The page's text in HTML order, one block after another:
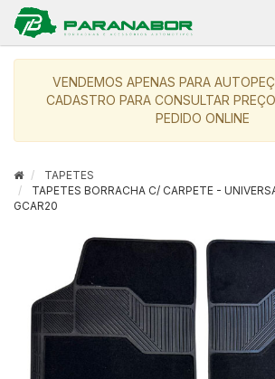
VENDEMOS APENAS PARA
CADASTRO PARA CONSULTAR
PEDIDO ONLINE
TAPETES
TAPETES BORRACHA C/ CARPETE -
GCAR20